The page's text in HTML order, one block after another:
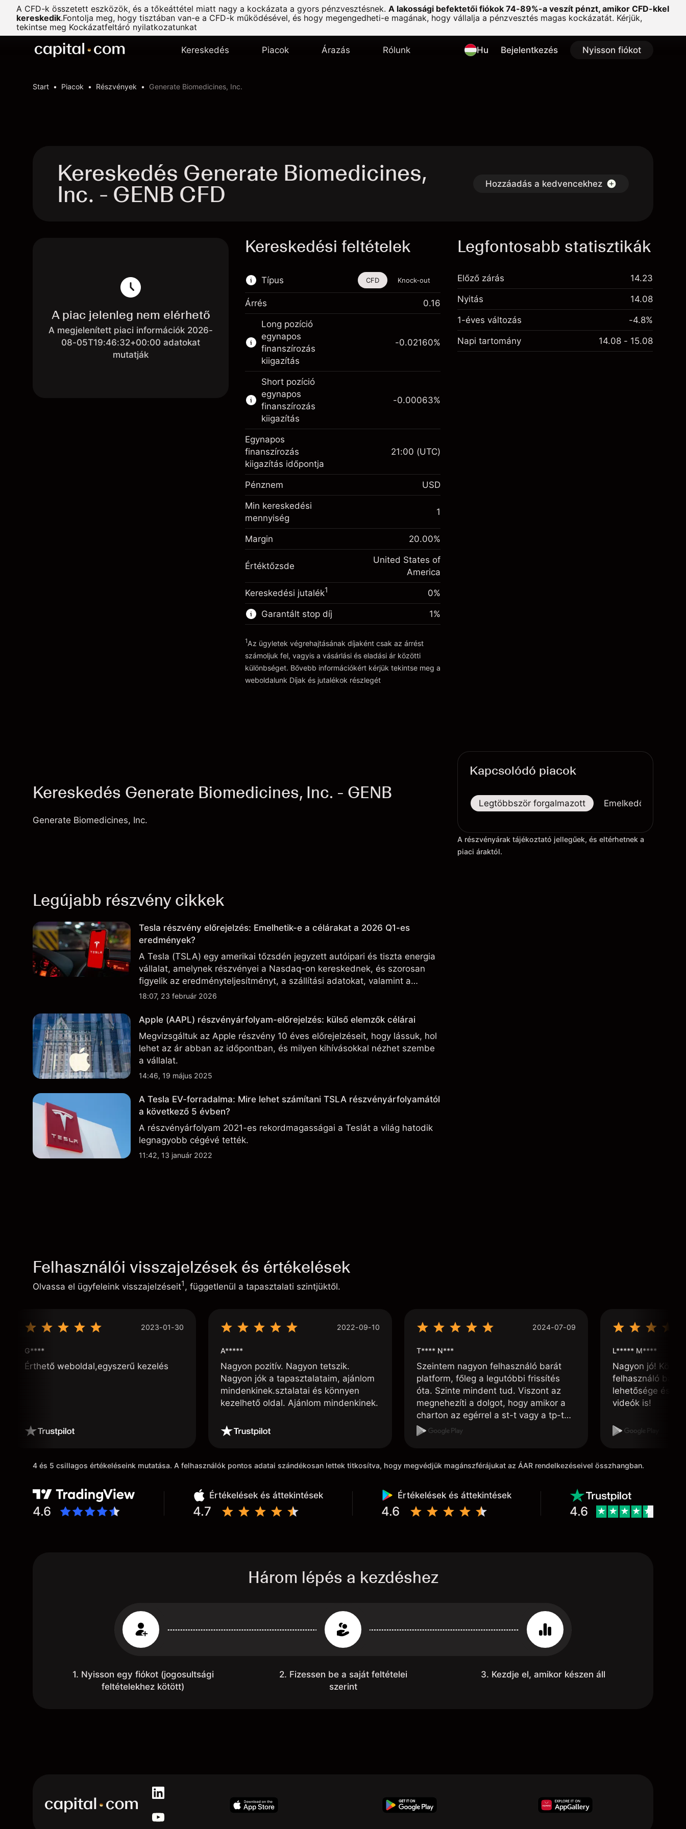
A CFD-k összetett eszközök, és a tőkeáttétel miatt nagy a kockázata a gyors pénzvesztésnek. A lakossági befektetői fiókok 74-89%-a veszít pénzt, amikor CFD-kkel
kereskedik.Fontolja meg, hogy tisztában van-e a CFD-k működésével, és hogy megengedheti-e magának, hogy vállalja a pénzvesztés magas kockázatát. Kérjük,
tekintse meg Kockázatfeltáró nyilatkozatunkat
Kereskedés Piacok Árazás Rólunk Hu Bejelentkezés Nyisson fiókot
Start Piacok Részvények Generate Biomedicines, Inc.
Kereskedés Generate Biomedicines,
Inc. - GENB CFD Hozzáadás a kedvencekhez
A piac jelenleg nem elérhető
A megjelenített piaci információk 2026-
08-05T19:46:32+00:00 adatokat
mutatják
Kereskedési feltételek
Típus
Ez a pénzügyi eszköz CFD-ken és Knock-
outokon keresztül is kereskedhető.
Bővebb információk:
CFD-k
Knock-outok
CFD Knock-out
Árrés 0.16
Long pozíció
egynapos
finanszírozás
kiigazítás
Fedezet. A befektetése
$1,000.00
Egynapos finanszírozás
A pozíció teljes értékéből
származó díjak
-0.021596
(-$1.08)
Ügyletméret tőkeáttétellel ~
Tőkeáttételből származó pénz ~$4,000.00
Ugrás a platformra
-0.02160%
Short pozíció
egynapos
finanszírozás
kiigazítás
Fedezet. A befektetése
$1,000.00
Egynapos finanszírozás
kiigazítás
A pozíció teljes értékéből
-0.000626
$5,000.00
Tőkeáttételből származó pénz ~
Ugrás a platformra
-0.00063%
Egynapos
finanszírozás
kiigazítás időpontja
21:00 (UTC)
Pénznem USD
Min kereskedési
mennyiség
1
Margin 20.00%
Értéktőzsde
United States of
America
Kereskedési jutalék1 0%
Garantált stop díj
Díjak és jutalékokrészlegét
1%
1Az ügyletek végrehajtásának díjaként csak az árrést
számoljuk fel, vagyis a vásárlási és eladási ár közötti
különbséget. Bővebb információkért kérjük tekintse meg a
weboldalunk Díjak és jutalékok részlegét
Legfontosabb statisztikák
Előző zárás 14.23
Nyitás 14.08
1-éves változás -4.8%
Napi tartomány 14.08 - 15.08
Kereskedés Generate Biomedicines, Inc. - GENB
Generate Biomedicines, Inc.
Legújabb részvény cikkek
Tesla részvény előrejelzés: Emelhetik-e a célárakat a 2026 Q1-es
eredmények?
A Tesla (TSLA) egy amerikai tőzsdén jegyzett autóipari és tiszta energia
vállalat, amelynek részvényei a Nasdaq-on kereskednek, és szorosan
figyelik az eredményteljesítményt, a szállítási adatokat, valamint a
technológiai és gyártási fejleményeket.
18:07, 23 február 2026
Apple (AAPL) részvényárfolyam-előrejelzés: külső elemzők célárai
Megvizsgáltuk az Apple részvény 10 éves előrejelzéseit, hogy lássuk, hol
lehet az ár abban az időpontban, és milyen kihívásokkal nézhet szembe
a vállalat.
14:46, 19 május 2025
A Tesla EV-forradalma: Mire lehet számítani TSLA részvényárfolyamától
a következő 5 évben?
A részvényárfolyam 2021-es rekordmagasságai a Teslát a világ hatodik
legnagyobb cégévé tették.
11:42, 13 január 2022
Kapcsolódó piacok
Legtöbbször forgalmazott Emelkedők
A részvényárak tájékoztató jellegűek, és eltérhetnek a
piaci áraktól.
Felhasználói visszajelzések és értékelések
Olvassa el ügyfeleink visszajelzéseit1, függetlenül a tapasztalati szintjüktől.
2023-01-30
G****
Érthető weboldal,egyszerű kezelés
2022-09-10
A*****
Nagyon pozitív. Nagyon tetszik.
Nagyon jók a tapasztalataim, ajánlom
mindenkinek.sztalatai és könnyen
kezelhető oldal. Ajánlom mindenkinek.
2024-07-09
T**** N***
Szeintem nagyon felhasználó barát
platform, főleg a legutóbbi frissítés
óta. Szinte mindent tud. Viszont az
megnehezíti a dolgot, hogy amikor a
charton az egérrel a st-t vagy a tp-t
akarom húzni, félúton vissza ugrik a
L***** M****
Nagyon jó!
felhasználó
lehetősége és,
videók is!
4 és 5 csillagos értékeléseink mutatása. A felhasználók pontos adatai szándékosan lettek titkosítva, hogy megvédjük magánszférájukat az ÁAR rendelkezéseivel összhangban.
4.6
Értékelések és áttekintések
4.7
Értékelések és áttekintések
4.6 4.6
Három lépés a kezdéshez
1. Nyisson egy fiókot (jogosultsági
feltételekhez kötött)
2. Fizessen be a saját feltételei
szerint
3. Kezdje el, amikor készen áll